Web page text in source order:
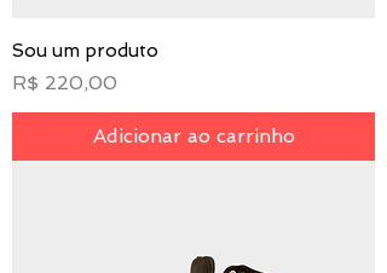
Sou um produto
Preço
R$ 220,00
Adicionar ao carrinho